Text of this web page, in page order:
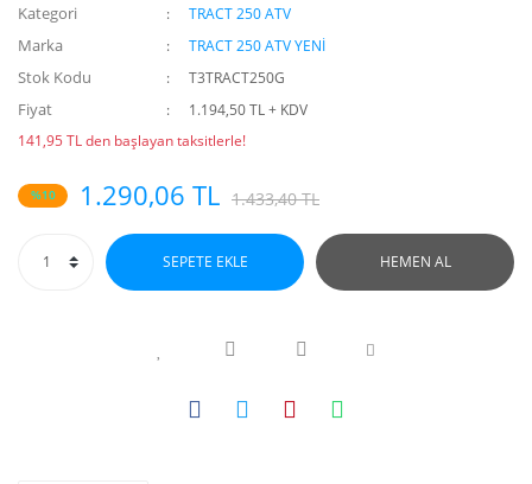
Kategori TRACT 250 ATV
Marka TRACT 250 ATV YENİ
Stok Kodu T3TRACT250G
Fiyat
1.194,50 TL + KDV
141,95 TL den başlayan taksitlerle!
%10 1.290,06 TL 1.433,40 TL
SEPETE EKLE HEMEN AL